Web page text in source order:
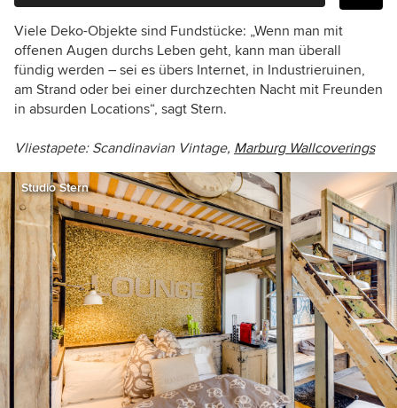
Viele Deko-Objekte sind Fundstücke: „Wenn man mit
offenen Augen durchs Leben geht, kann man überall
fündig werden – sei es übers Internet, in Industrieruinen,
am Strand oder bei einer durchzechten Nacht mit Freunden
in absurden Locations“, sagt Stern.
Vliestapete: Scandinavian Vintage, Marburg Wallcoverings
Studio Stern